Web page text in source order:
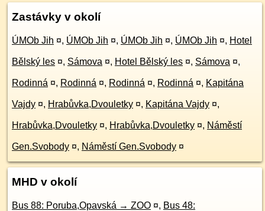
Zastávky v okolí
ÚMOb Jih ¤, ÚMOb Jih ¤, ÚMOb Jih ¤, ÚMOb Jih ¤, Hotel
Bělský les ¤, Sámova ¤, Hotel Bělský les ¤, Sámova ¤,
Rodinná ¤, Rodinná ¤, Rodinná ¤, Rodinná ¤, Kapitána
Vajdy ¤, Hrabůvka,Dvouletky ¤, Kapitána Vajdy ¤,
Hrabůvka,Dvouletky ¤, Hrabůvka,Dvouletky ¤, Náměstí
Gen.Svobody ¤, Náměstí Gen.Svobody ¤
MHD v okolí
Bus 88: Poruba,Opavská → ZOO ¤, Bus 48: